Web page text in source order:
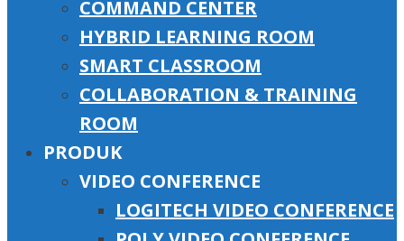
COMMAND CENTER
HYBRID LEARNING ROOM
SMART CLASSROOM
COLLABORATION & TRAINING
ROOM
PRODUK
VIDEO CONFERENCE
LOGITECH VIDEO CONFERENCE